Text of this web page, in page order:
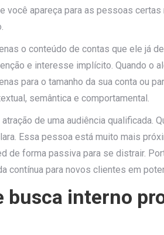
você apareça para as pessoas
o conteúdo de contas que ele já
e interesse implícito. Quando o
para o tamanho da sua conta ou
semântica e comportamental.
de uma audiência qualificada.
Essa pessoa está muito mais
de forma passiva para se distrair.
contínua para novos clientes em
busca interno